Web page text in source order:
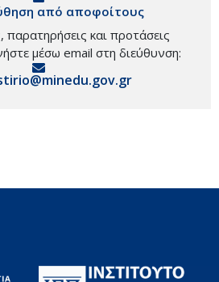
από αποφοίτους
παρατηρήσεις και προτάσεις
μέσω email στη διεύθυνση: